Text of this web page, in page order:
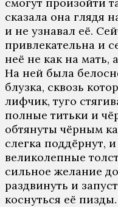
сказала она глядя
и не узнавал её.
привлекательна и
неё не как на мать,
На ней была
блузка, сквозь
лифчик, туго
полные титьки и
обтянуты чёрным
слегка поддёрнут,
великолепные
сильное желание
раздвинуть и
коснуться её пизды.